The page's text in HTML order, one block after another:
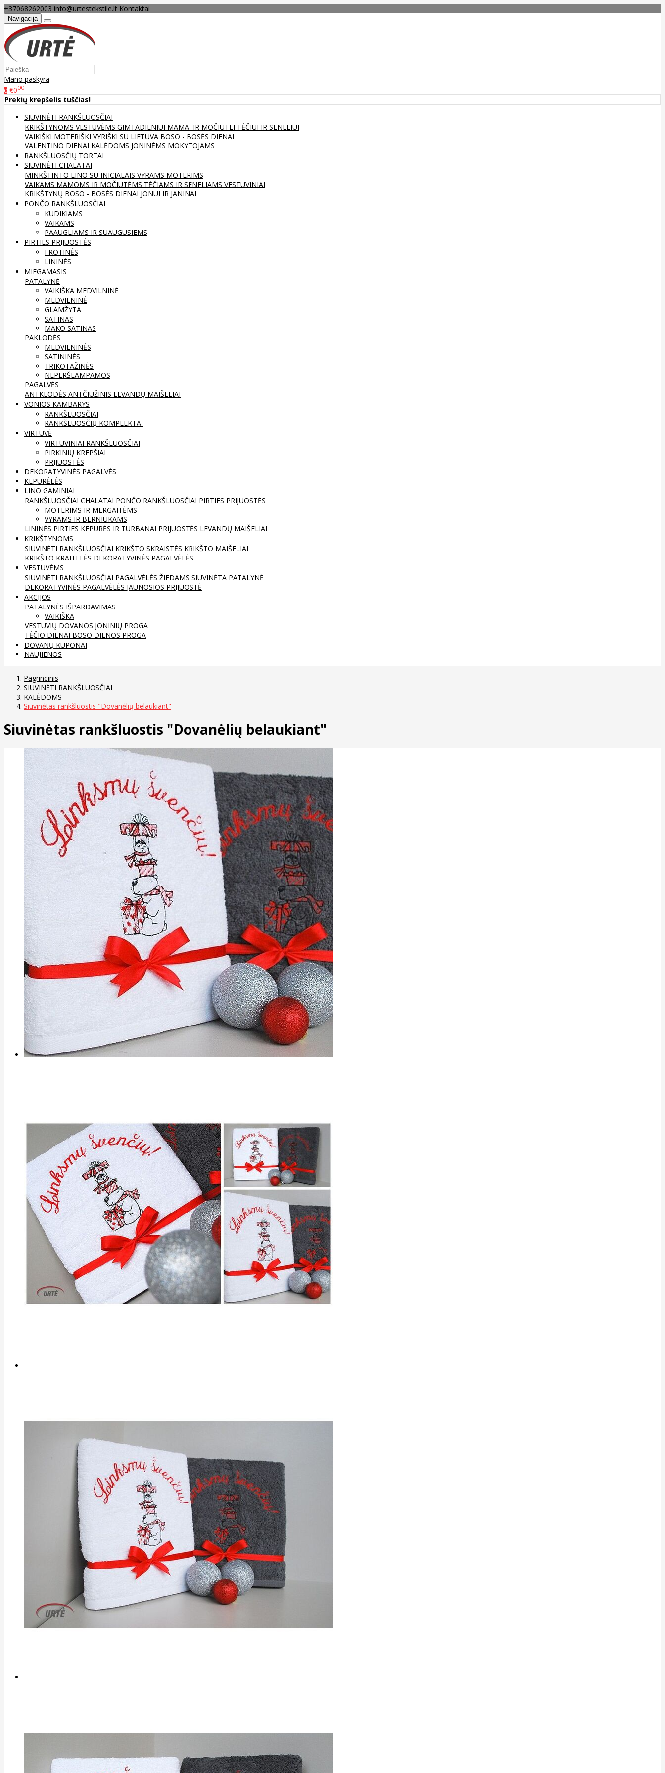
+37068262003 info@urtestekstile.lt Kontaktai
Navigacija
Mano paskyra
0 €000
Prekių krepšelis tuščias!
SIUVINĖTI RANKŠLUOSČIAI
KRIKŠTYNOMS VESTUVĖMS GIMTADIENIUI MAMAI IR MOČIUTEI TĖČIUI IR SENELIUI
VAIKIŠKI MOTERIŠKI VYRIŠKI SU LIETUVA BOSO - BOSĖS DIENAI
VALENTINO DIENAI KALĖDOMS JONINĖMS MOKYTOJAMS
RANKŠLUOSČIŲ TORTAI
SIUVINĖTI CHALATAI
MINKŠTINTO LINO SU INICIALAIS VYRAMS MOTERIMS
VAIKAMS MAMOMS IR MOČIUTĖMS TĖČIAMS IR SENELIAMS VESTUVINIAI
KRIKŠTYNŲ BOSO - BOSĖS DIENAI JONUI IR JANINAI
PONČO RANKŠLUOSČIAI
KŪDIKIAMS
VAIKAMS
PAAUGLIAMS IR SUAUGUSIEMS
PIRTIES PRIJUOSTĖS
FROTINĖS
LININĖS
MIEGAMASIS
PATALYNĖ
VAIKIŠKA MEDVILNINĖ
MEDVILNINĖ
GLAMŽYTA
SATINAS
MAKO SATINAS
PAKLODĖS
MEDVILNINĖS
SATININĖS
TRIKOTAŽINĖS
NEPERŠLAMPAMOS
PAGALVĖS
ANTKLODĖS ANTČIUŽINIS LEVANDŲ MAIŠELIAI
VONIOS KAMBARYS
RANKŠLUOSČIAI
RANKŠLUOSČIŲ KOMPLEKTAI
VIRTUVĖ
VIRTUVINIAI RANKŠLUOSČIAI
PIRKINIŲ KREPŠIAI
PRIJUOSTĖS
DEKORATYVINĖS PAGALVĖS
KEPURĖLĖS
LINO GAMINIAI
RANKŠLUOSČIAI CHALATAI PONČO RANKŠLUOSČIAI PIRTIES PRIJUOSTĖS
MOTERIMS IR MERGAITĖMS
VYRAMS IR BERNIUKAMS
LININĖS PIRTIES KEPURĖS IR TURBANAI PRIJUOSTĖS LEVANDŲ MAIŠELIAI
KRIKŠTYNOMS
SIUVINĖTI RANKŠLUOSČIAI KRIKŠTO SKRAISTĖS KRIKŠTO MAIŠELIAI
KRIKŠTO KRAITELĖS DEKORATYVINĖS PAGALVĖLĖS
VESTUVĖMS
SIUVINĖTI RANKŠLUOSČIAI PAGALVĖLĖS ŽIEDAMS SIUVINĖTA PATALYNĖ
DEKORATYVINĖS PAGALVĖLĖS JAUNOSIOS PRIJUOSTĖ
AKCIJOS
PATALYNĖS IŠPARDAVIMAS
VAIKIŠKA
VESTUVIŲ DOVANOS JONINIŲ PROGA
TĖČIO DIENAI BOSO DIENOS PROGA
DOVANŲ KUPONAI
NAUJIENOS
Pagrindinis
SIUVINĖTI RANKŠLUOSČIAI
KALĖDOMS
Siuvinėtas rankšluostis "Dovanėlių belaukiant"
Siuvinėtas rankšluostis "Dovanėlių belaukiant"